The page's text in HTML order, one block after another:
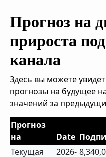
Прогноз на
прироста
канала
Здесь вы можете
прогнозы на будущее
значений за
Прогноз
на
Date
Текущая
2026-